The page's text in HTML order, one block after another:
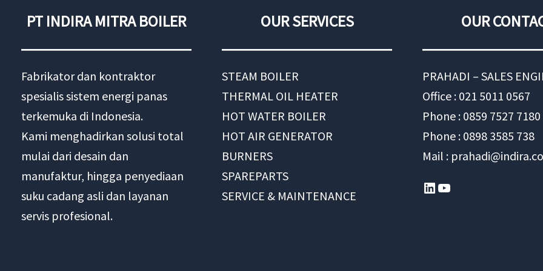
KG/H
PT INDIRA MITRA BOILER
Fabrikator dan kontraktor
spesialis sistem energi panas
terkemuka di Indonesia.
Kami menghadirkan solusi total
mulai dari desain dan
manufaktur, hingga penyediaan
suku cadang asli dan layanan
servis profesional.
OUR SERVICES
STEAM BOILER
THERMAL OIL HEATER
HOT WATER BOILER
HOT AIR GENERATOR
BURNERS
SPAREPARTS
SERVICE & MAINTENANCE
OUR
PRAHADI – SALES
Office : 021 5011 0567
Phone : 0859 7527 7180
Phone : 0898 3585 738
Mail :
LinkedIn YouTube